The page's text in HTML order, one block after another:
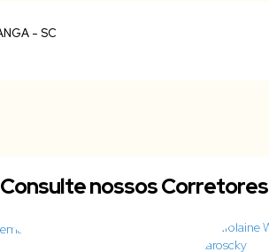
Consulte nossos Corretores